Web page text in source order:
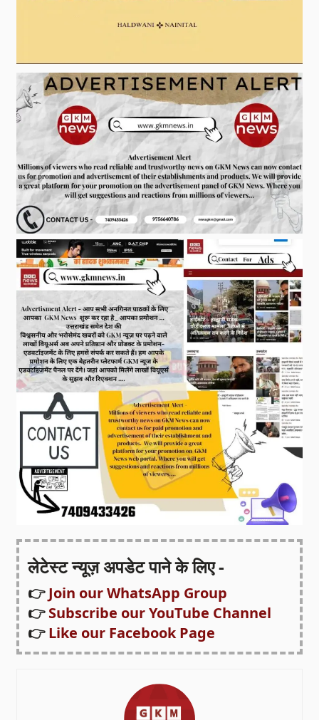
लेटेस्ट न्यूज़ अपडेट पाने के लिए -
👉Join our WhatsApp Group
👉Subscribe our YouTube Channel
👉Like our Facebook Page